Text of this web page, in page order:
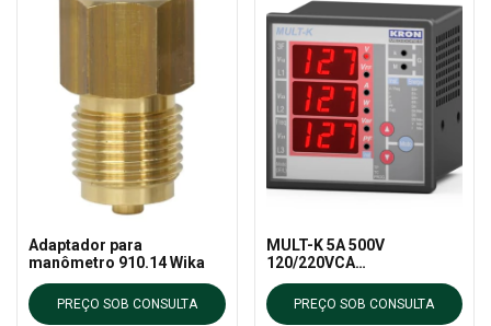
Adaptador para
manômetro 910.14 Wika
PREÇO SOB CONSULTA
MULT-K 5A 500V
120/220VCA
MULTIMEDIDOR DE
ENERGIA KRON
MEDIDORES
PREÇO SOB CONSULTA